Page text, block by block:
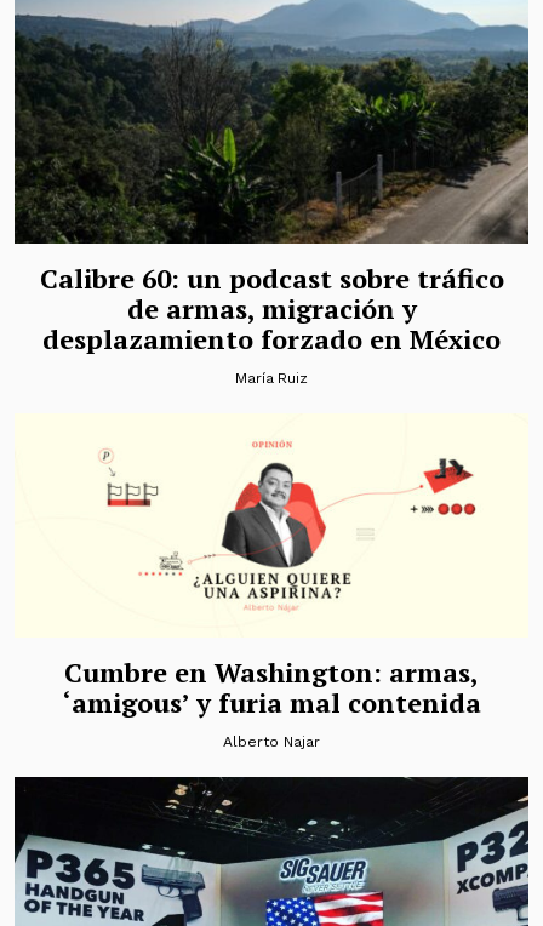
Calibre 60: un podcast sobre tráfico
de armas, migración y
desplazamiento forzado en México
María Ruiz
Cumbre en Washington: armas,
‘amigous’ y furia mal contenida
Alberto Najar